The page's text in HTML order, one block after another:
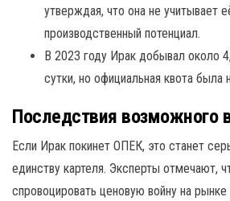
утверждая, что она не учитывает
производственный потенциал.
В 2023 году Ирак добывал около
сутки, но официальная квота была
Последствия возможного
Если Ирак покинет ОПЕК, это станет
единству картеля. Эксперты отмечают,
спровоцировать ценовую войну на рынке